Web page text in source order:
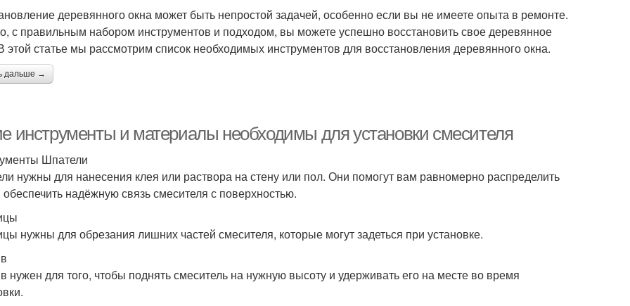
деревянного окна может быть непростой задачей, особенно если вы не имеете опыта в ремонте.
с правильным набором инструментов и подходом, вы можете успешно восстановить свое деревянное
этой статье мы рассмотрим список необходимых инструментов для восстановления деревянного окна.
дальше →
инструменты и материалы необходимы для установки смесителя
Шпатели
нужны для нанесения клея или раствора на стену или пол. Они помогут вам равномерно распределить
обеспечить надёжную связь смесителя с поверхностью.
нужны для обрезания лишних частей смесителя, которые могут задеться при установке.
нужен для того, чтобы поднять смеситель на нужную высоту и удерживать его на месте во время